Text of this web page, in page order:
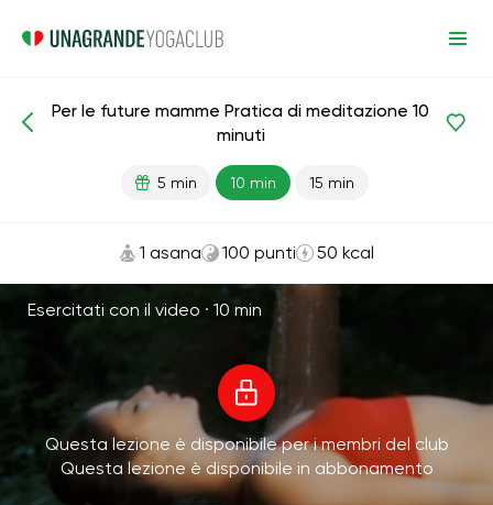
Meditazioni e respirazione Maternità
Per le future mamme Pratica di meditazione 10
minuti
5 min 10 min 15 min
1 asana 100 punti 50 kcal
Esercitati con il video · 10 min
Questa lezione è disponibile per i membri del club
Questa lezione è disponibile in abbonamento